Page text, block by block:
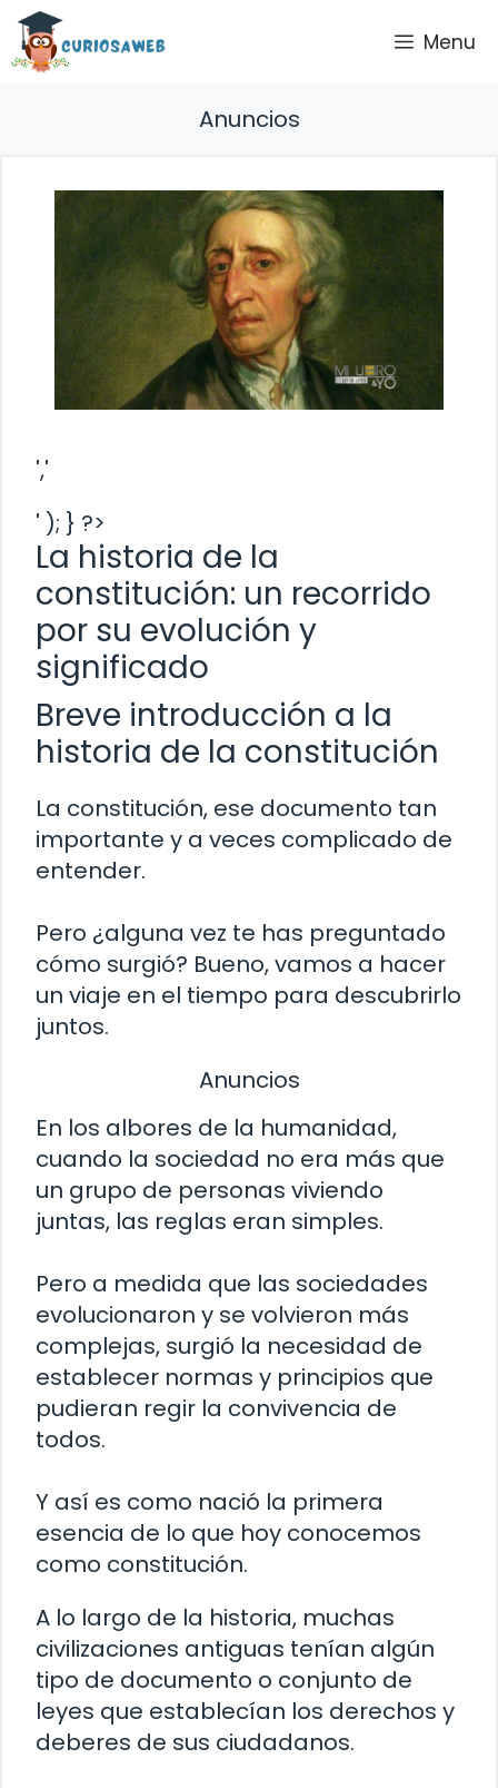
Saltar
contenido
Menu
Anuncios
','
' ); } ?>
La historia de la
constitución: un recorrido
por su evolución y
significado
Breve introducción a la
historia de la constitución
La constitución, ese documento tan
importante y a veces complicado de
entender.
Pero ¿alguna vez te has preguntado
cómo surgió? Bueno, vamos a hacer
un viaje en el tiempo para descubrirlo
juntos.
Anuncios
En los albores de la humanidad,
cuando la sociedad no era más que
un grupo de personas viviendo
juntas, las reglas eran simples.
Pero a medida que las sociedades
evolucionaron y se volvieron más
complejas, surgió la necesidad de
establecer normas y principios que
pudieran regir la convivencia de
todos.
Y así es como nació la primera
esencia de lo que hoy conocemos
como constitución.
A lo largo de la historia, muchas
civilizaciones antiguas tenían algún
tipo de documento o conjunto de
leyes que establecían los derechos y
deberes de sus ciudadanos.